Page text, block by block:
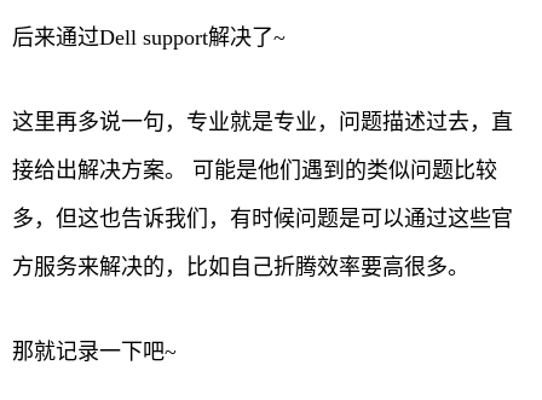
后来通过Dell support解决了~
这里再多说一句，专业就是专业，问题描述过去，直
接给出解决方案。 可能是他们遇到的类似问题比较
多，但这也告诉我们，有时候问题是可以通过这些官
方服务来解决的，比如自己折腾效率要高很多。
那就记录一下吧~